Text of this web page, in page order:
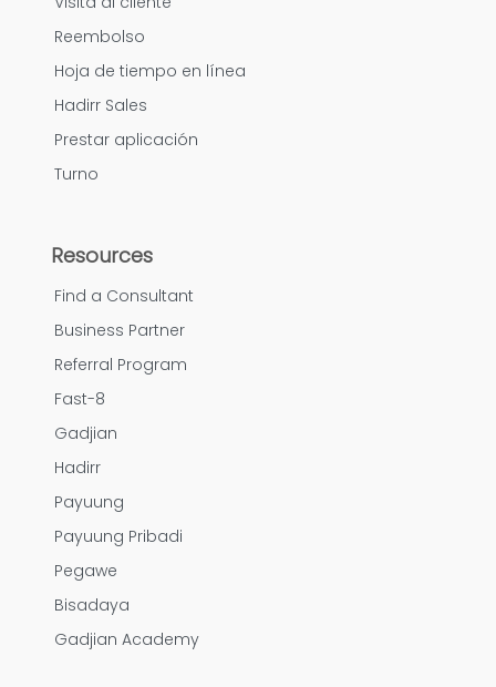
Reembolso
Hoja de tiempo en línea
Hadirr Sales
Prestar aplicación
Turno
Resources
Find a Consultant
Business Partner
Referral Program
Fast-8
Gadjian
Hadirr
Payuung
Payuung Pribadi
Pegawe
Bisadaya
Gadjian Academy